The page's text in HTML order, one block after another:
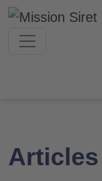
Articles